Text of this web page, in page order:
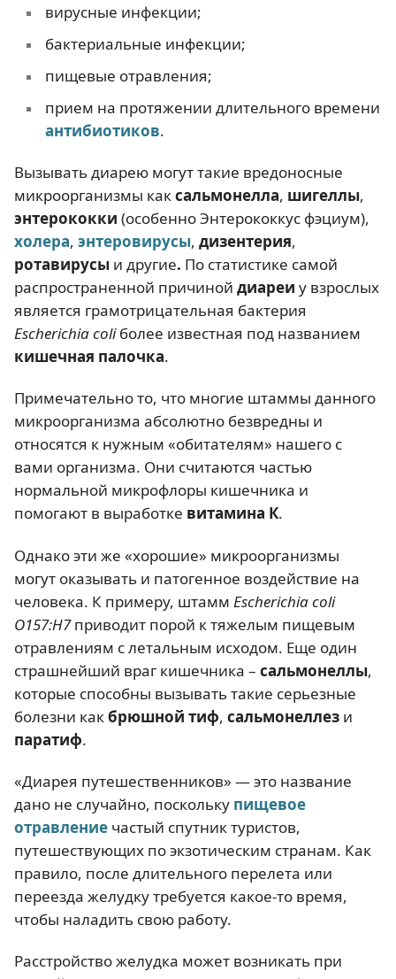
вирусные инфекции;
бактериальные инфекции;
пищевые отравления;
прием на протяжении длительного времени
антибиотиков.
Вызывать диарею могут такие вредоносные
микроорганизмы каксальмонелла, шигеллы,
энтерококки (особенно Энтерококкус фэциум),
холера, энтеровирусы, дизентерия,
ротавирусы и другие. По статистике самой
распространенной причиной диареи у взрослых
является грамотрицательная бактерия
Escherichia coliболее известная под названием
кишечная палочка.
Примечательно то, что многие штаммы данного
микроорганизма абсолютно безвредны и
относятся к нужным «обитателям» нашего с
вами организма. Они считаются частью
нормальной микрофлоры кишечника и
помогают в выработке витамина К.
Однако эти же «хорошие» микроорганизмы
могут оказывать и патогенное воздействие на
человека. К примеру, штамм Escherichia coli
O157:H7приводит порой к тяжелым пищевым
отравлениям с летальным исходом. Еще один
страшнейший враг кишечника – сальмонеллы,
которые способны вызывать такие серьезные
болезни какбрюшной тиф, сальмонеллез и
паратиф.
«Диарея путешественников» — это название
дано не случайно, поскольку пищевое
отравление частый спутник туристов,
путешествующих по экзотическим странам. Как
правило, после длительного перелета или
переезда желудку требуется какое-то время,
чтобы наладить свою работу.
Расстройство желудка может возникать при